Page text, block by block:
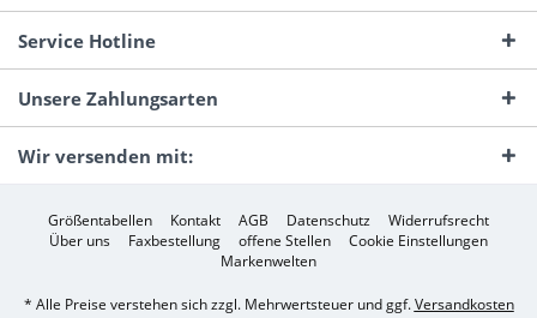
Service Hotline
Unsere Zahlungsarten
Wir versenden mit:
Größentabellen Kontakt AGB Datenschutz
Widerrufsrecht
Über uns
Faxbestellung offene Stellen
Cookie Einstellungen
Markenwelten
* Alle Preise verstehen sich zzgl. Mehrwertsteuer und ggf.Versandkosten